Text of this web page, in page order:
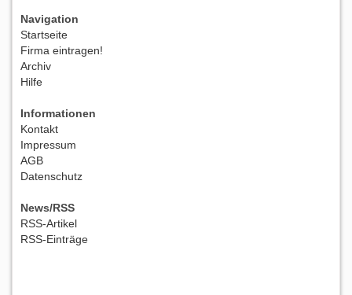
Navigation
Startseite
Firma eintragen!
Archiv
Hilfe
Informationen
Kontakt
Impressum
AGB
Datenschutz
News/RSS
RSS-Artikel
RSS-Einträge